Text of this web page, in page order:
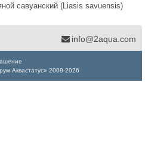
савуанский (Liasis savuensis)
info@2aqua.com
Аквастатус» 2009-2026